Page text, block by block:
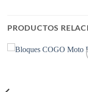
PRODUCTOS